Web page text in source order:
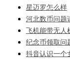
星迈罗怎么样
河北数币问题
飞机能带无
纪念币领取问
抖音认识一个